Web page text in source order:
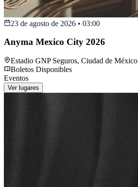
23 de agosto de 2026 • 03:00
Anyma Mexico City 2026
Estadio GNP Seguros, Ciudad de México
Boletos Disponibles
Eventos
Ver lugares